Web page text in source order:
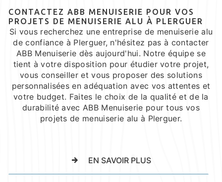
CONTACTEZ ABB MENUISERIE POUR VOS
PROJETS DE MENUISERIE ALU À PLERGUER
Si vous recherchez une entreprise de menuiserie alu
de confiance à Plerguer, n'hésitez pas à contacter
ABB Menuiserie dès aujourd'hui. Notre équipe se
tient à votre disposition pour étudier votre projet,
vous conseiller et vous proposer des solutions
personnalisées en adéquation avec vos attentes et
votre budget. Faites le choix de la qualité et de la
durabilité avec ABB Menuiserie pour tous vos
projets de menuiserie alu à Plerguer.
EN SAVOIR PLUS